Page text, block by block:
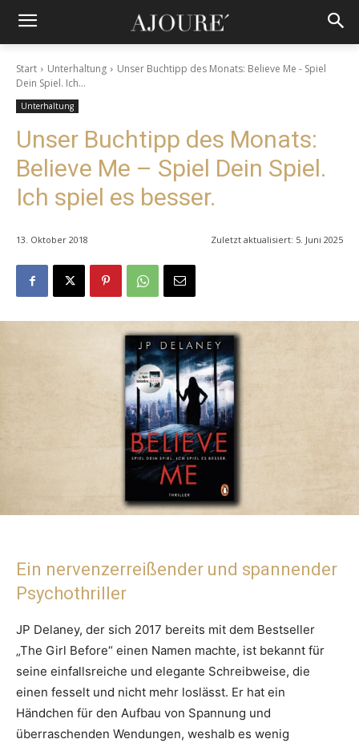
Start Unterhaltung
Unser Buchtipp des Monats: Believe Me - Spiel
Dein Spiel. Ich...
Unterhaltung
Unser Buchtipp des Monats:
Believe Me – Spiel Dein Spiel.
Ich spiel es besser.
13. Oktober 2018 Zuletzt aktualisiert: 5. Juni 2025
Ein nervenzerreißender und spannender
Psychothriller
JP Delaney, der sich 2017 bereits mit dem Bestseller
„The Girl Before“ einen Namen machte, ist bekannt für
seine einfallsreiche und elegante Schreibweise, die
einen fesselt und nicht mehr loslässt. Er hat ein
Händchen für den Aufbau von Spannung und
überraschenden Wendungen, weshalb es wenig